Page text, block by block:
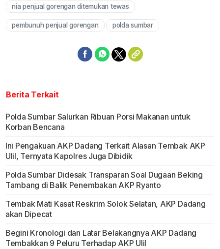
nia penjual gorengan ditemukan tewas
pembunuh penjual gorengan polda sumbar
Berita Terkait
Polda Sumbar Salurkan Ribuan Porsi Makanan untuk
Korban Bencana
Ini Pengakuan AKP Dadang Terkait Alasan Tembak AKP
Ulil, Ternyata Kapolres Juga Dibidik
Polda Sumbar Didesak Transparan Soal Dugaan Beking
Tambang di Balik Penembakan AKP Ryanto
Tembak Mati Kasat Reskrim Solok Selatan, AKP Dadang
akan Dipecat
Begini Kronologi dan Latar Belakangnya AKP Dadang
Tembakkan 9 Peluru Terhadap AKP Ulil